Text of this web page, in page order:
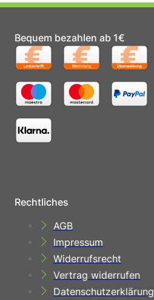
Bequem bezahlen ab 1€
Rechtliches
AGB
Impressum
Widerrufsrecht
Vertrag widerrufen
Datenschutzerklärung